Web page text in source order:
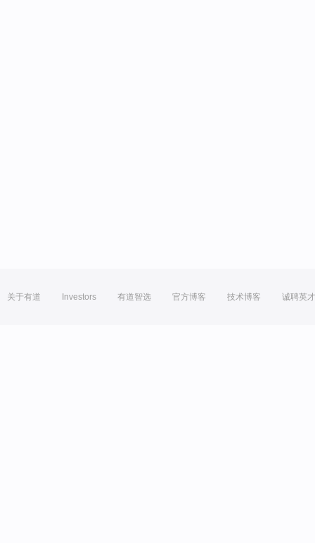
关于有道 Investors 有道智选 官方博客 技术博客 诚聘英才